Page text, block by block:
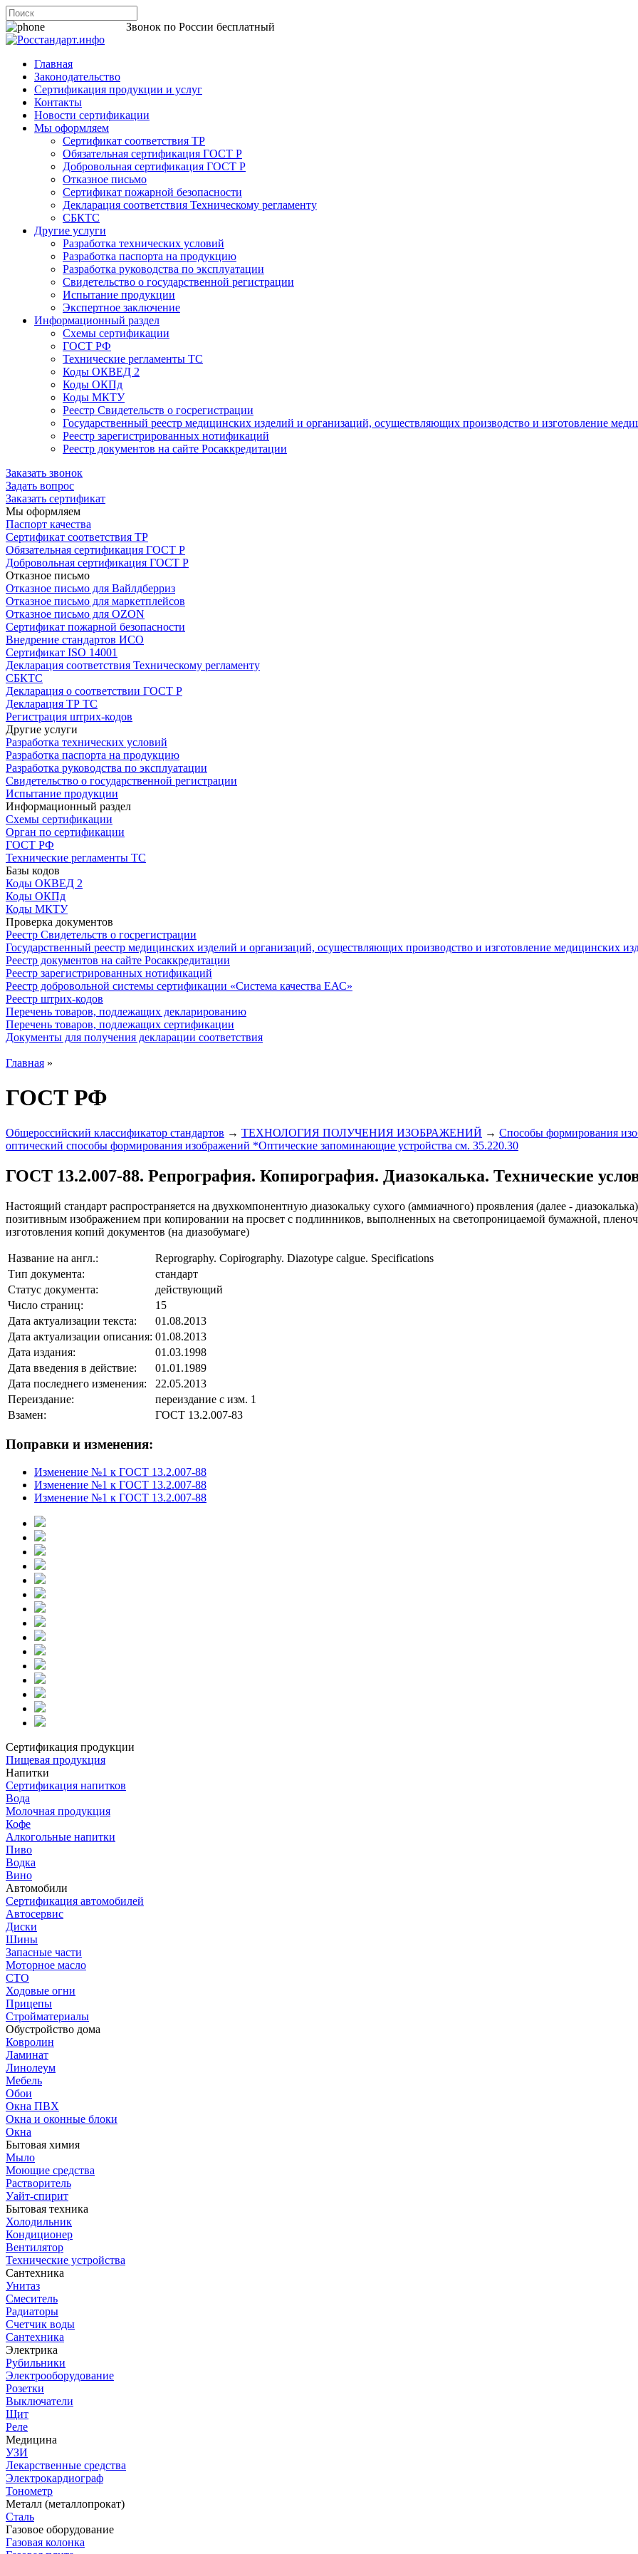
Звонок по России бесплатный
Главная
Законодательство
Сертификация продукции и услуг
Контакты
Новости сертификации
Мы оформляем
Сертификат соответствия ТР
Обязательная сертификация ГОСТ Р
Добровольная сертификация ГОСТ Р
Отказное письмо
Сертификат пожарной безопасности
Декларация соответствия Техническому регламенту
СБКТС
Другие услуги
Разработка технических условий
Разработка паспорта на продукцию
Разработка руководства по эксплуатации
Свидетельство о государственной регистрации
Испытание продукции
Экспертное заключение
Информационный раздел
Схемы сертификации
ГОСТ РФ
Технические регламенты ТС
Коды ОКВЕД 2
Коды ОКПд
Коды МКТУ
Реестр Свидетельств о госрегистрации
Государственный реестр медицинских изделий и организаций, осуществляющих производство и изготовление
Реестр зарегистрированных нотификаций
Реестр документов на сайте Росаккредитации
Заказать звонок
Задать вопрос
Заказать сертификат
Мы оформляем
Паспорт качества
Сертификат соответствия ТР
Обязательная сертификация ГОСТ Р
Добровольная сертификация ГОСТ Р
Отказное письмо
Отказное письмо для Вайлдберриз
Отказное письмо для маркетплейсов
Отказное письмо для OZON
Сертификат пожарной безопасности
Внедрение стандартов ИСО
Сертификат ISO 14001
Декларация соответствия Техническому регламенту
СБКТС
Декларация о соответствии ГОСТ Р
Декларация ТР ТС
Регистрация штрих-кодов
Другие услуги
Разработка технических условий
Разработка паспорта на продукцию
Разработка руководства по эксплуатации
Свидетельство о государственной регистрации
Испытание продукции
Информационный раздел
Схемы сертификации
Орган по сертификации
ГОСТ РФ
Технические регламенты ТС
Базы кодов
Коды ОКВЕД 2
Коды ОКПд
Коды МКТУ
Проверка документов
Реестр Свидетельств о госрегистрации
Государственный реестр медицинских изделий и организаций, осуществляющих производство и изготовление медицинских
Реестр документов на сайте Росаккредитации
Реестр зарегистрированных нотификаций
Реестр добровольной системы сертификации «Система качества ЕАС»
Реестр штрих-кодов
Перечень товаров, подлежащих декларированию
Перечень товаров, подлежащих сертификации
Документы для получения декларации соответствия
Главная »
ГОСТ РФ
Общероссийский классификатор стандартов → ТЕХНОЛОГИЯ ПОЛУЧЕНИЯ ИЗОБРАЖЕНИЙ → Способы формирования
оптический способы формирования изображений *Оптические запоминающие устройства см. 35.220.30
ГОСТ 13.2.007-88. Репрография. Копирография. Диазокалька. Технические
Настоящий стандарт распространяется на двухкомпонентную диазокальку сухого (аммиачного) проявления (далее -
позитивным изображением при копировании на просвет с подлинников, выполненных на светопроницаемой бумажной,
изготовления копий документов (на диазобумаге)
Название на англ.:
Reprography. Copirography. Diazotype calgue. Specifications
Тип документа:
стандарт
Статус документа:
действующий
Число страниц:
15
Дата актуализации текста:
01.08.2013
Дата актуализации описания: 01.08.2013
Дата издания:
01.03.1998
Дата введения в действие:
01.01.1989
Дата последнего изменения:
22.05.2013
Переиздание:
переиздание с изм. 1
Взамен:
ГОСТ 13.2.007-83
Поправки и изменения:
Изменение №1 к ГОСТ 13.2.007-88
Изменение №1 к ГОСТ 13.2.007-88
Изменение №1 к ГОСТ 13.2.007-88
Сертификация продукции
Пищевая продукция
Напитки
Сертификация напитков
Вода
Молочная продукция
Кофе
Алкогольные напитки
Пиво
Водка
Вино
Автомобили
Сертификация автомобилей
Автосервис
Диски
Шины
Запасные части
Моторное масло
СТО
Ходовые огни
Прицепы
Стройматериалы
Обустройство дома
Ковролин
Ламинат
Линолеум
Мебель
Обои
Окна ПВХ
Окна и оконные блоки
Окна
Бытовая химия
Мыло
Моющие средства
Растворитель
Уайт-спирит
Бытовая техника
Холодильник
Кондиционер
Вентилятор
Технические устройства
Сантехника
Унитаз
Смеситель
Радиаторы
Счетчик воды
Сантехника
Электрика
Рубильники
Электрооборудование
Розетки
Выключатели
Щит
Реле
Медицина
УЗИ
Лекарственные средства
Электрокардиограф
Тонометр
Металл (металлопрокат)
Сталь
Газовое оборудование
Газовая колонка